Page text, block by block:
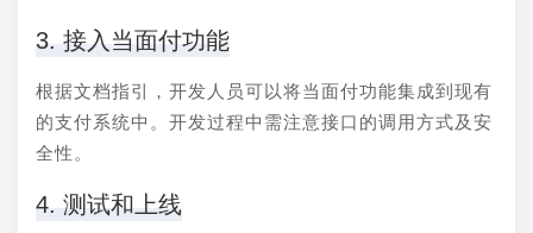
3. 接入当面付功能
根据文档指引，开发人员可以将当面付功能集成到现有
的支付系统中。开发过程中需注意接口的调用方式及安
全性。
4. 测试和上线